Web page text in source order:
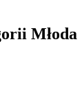
Młoda